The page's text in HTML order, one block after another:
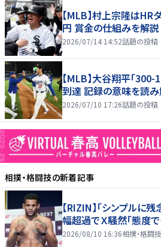
【MLB】村上宗隆は
円 賞金の仕組みを解説
2026/07/14 14:52話題の投稿
【MLB】大谷翔平「
到達 記録の意味を読み
2026/07/10 17:26話題の投稿
相撲・格闘技の新着記事
【RIZIN】「シンプルに残
幅超過でＸ騒然「態度で
2026/08/10 16:36相撲・格闘技